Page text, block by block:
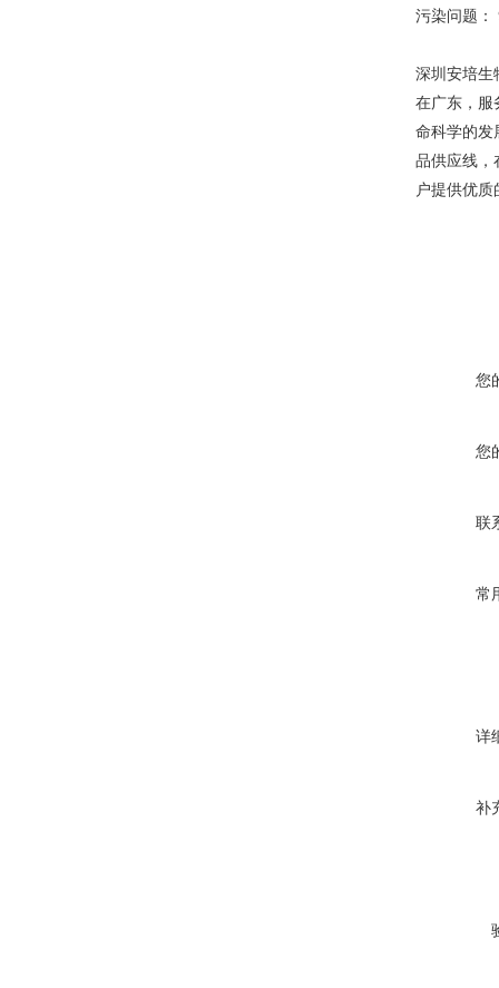
污染问题：
深圳安培生
在广东，服
命科学的发
品供应线，
户提供优
您
您
联
常
详
补